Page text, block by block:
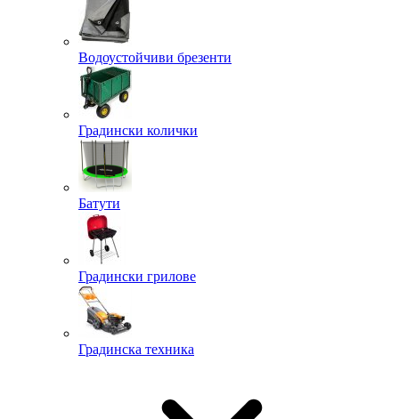
Водоустойчиви брезенти
Градински колички
Батути
Градински грилове
Градинска техника